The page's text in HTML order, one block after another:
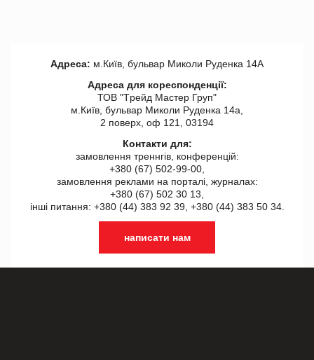
Адреса: м.Київ, бульвар Миколи Руденка 14А
Адреса для кореспонденції:
ТОВ "Tрейд Мастер Груп"
м.Київ, бульвар Миколи Руденка 14а,
2 поверх, оф 121, 03194
Контакти для:
замовлення треннгів, конференцій:
+380 (67) 502-99-00,
замовлення реклами на порталі, журналах:
+380 (67) 502 30 13,
інші питання: +380 (44) 383 92 39, +380 (44) 383 50 34.
написати нам